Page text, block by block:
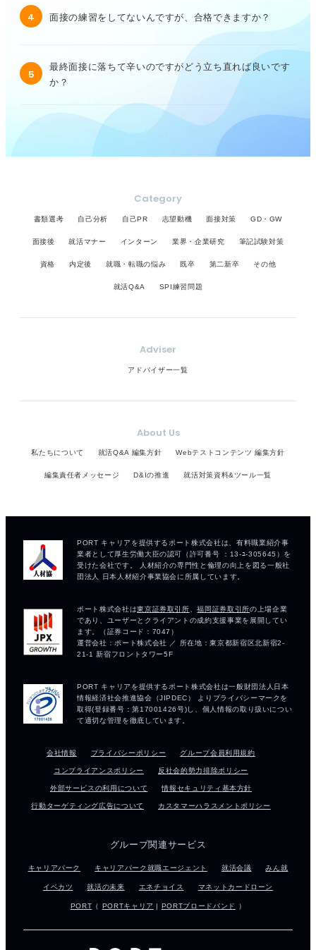
4 面接の練習をしてないんですが、合格できますか？
5
最終面接に落ちて辛いのですがどう立ち直れば良いです
か？
Category
書類選考 自己分析 自己PR 志望動機 面接対策 GD・GW
面接後 就活マナー インターン 業界・企業研究 筆記試験対策
資格 内定後 就職・転職の悩み 既卒 第二新卒 その他
就活Q&A SPI練習問題
Adviser
アドバイザー一覧
About Us
私たちについて 就活Q&A 編集方針 Webテストコンテンツ 編集方針
編集責任者メッセージ D&Iの推進 就活対策資料&ツール一覧
会社情報 プライバシーポリシー グループ会員利用規約
コンプライアンスポリシー 反社会的勢力排除ポリシー
外部サービスの利用について 情報セキュリティ基本方針
行動ターゲティング広告について カスタマーハラスメントポリシー